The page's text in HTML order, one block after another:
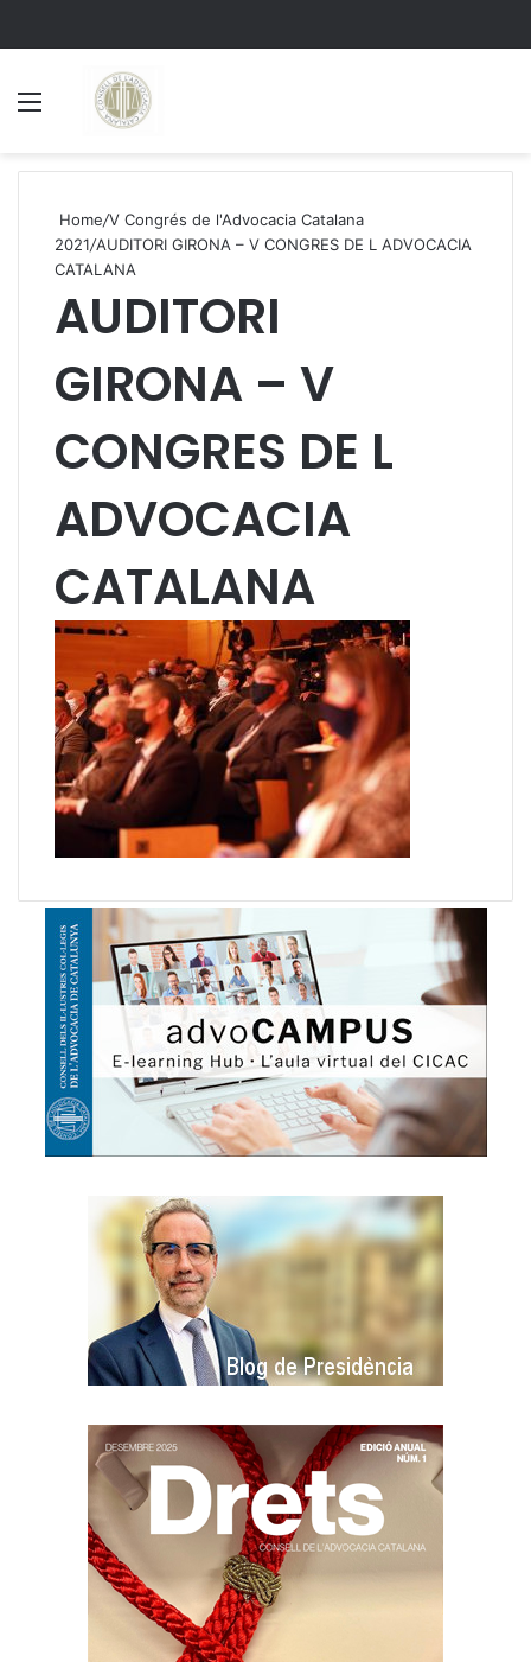
Home/V Congrés de l'Advocacia Catalana
2021/AUDITORI GIRONA – V CONGRES DE L ADVOCACIA
CATALANA
AUDITORI
GIRONA – V
CONGRES DE L
ADVOCACIA
CATALANA